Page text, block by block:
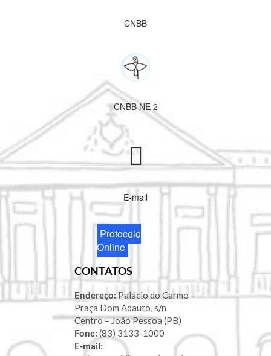
CNBB
CNBB NE 2
E-mail
Protocolo
Online
CONTATOS
Endereço:Palácio do Carmo –
Praça Dom Adauto, s/n
Centro – João Pessoa (PB)
Fone: (83) 3133-1000
E-mail: